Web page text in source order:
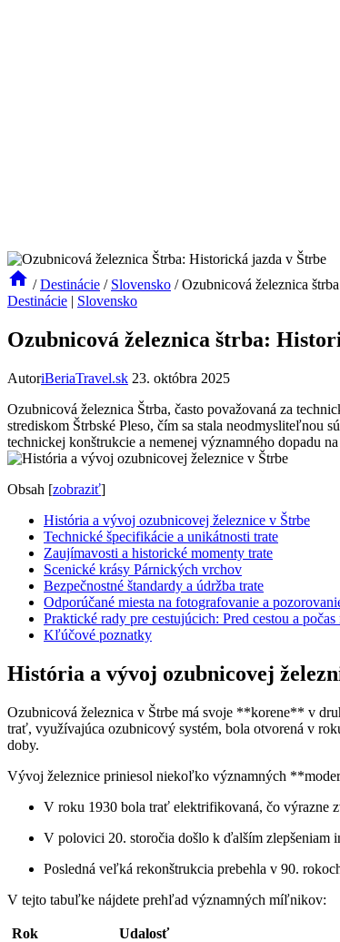
/ Destinácie / Slovensko / Ozubnicová železnica
Destinácie | Slovensko
Ozubnicová železnica štrba:
AutoriBeriaTravel.sk 23. októbra 2025
Ozubnicová železnica Štrba, často považovaná za
strediskom Štrbské Pleso, čím sa stala neodmysliteľnou
technickej konštrukcie a nemenej významného dopadu
Obsah [zobraziť]
História a vývoj ozubnicovej železnice v Štrbe
Technické špecifikácie a unikátnosti trate
Zaujímavosti a historické momenty trate
Scenické krásy Párnických vrchov
Bezpečnostné štandardy a údržba trate
Odporúčané miesta na fotografovanie a
Praktické rady pre cestujúcich: Pred cestou a počas
Kľúčové poznatky
História a vývoj ozubnicovej
Ozubnicová železnica v Štrbe má svoje **korene** v
trať, využívajúca ozubnicový systém, bola otvorená v
doby.
Vývoj železnice priniesol niekoľko významných
V roku 1930 bola trať elektrifikovaná, čo výrazne
V polovici 20. storočia došlo k ďalším zlepšeniam
Posledná veľká rekonštrukcia prebehla v 90.
V tejto tabuľke nájdete prehľad významných míľnikov:
Rok
Udalosť